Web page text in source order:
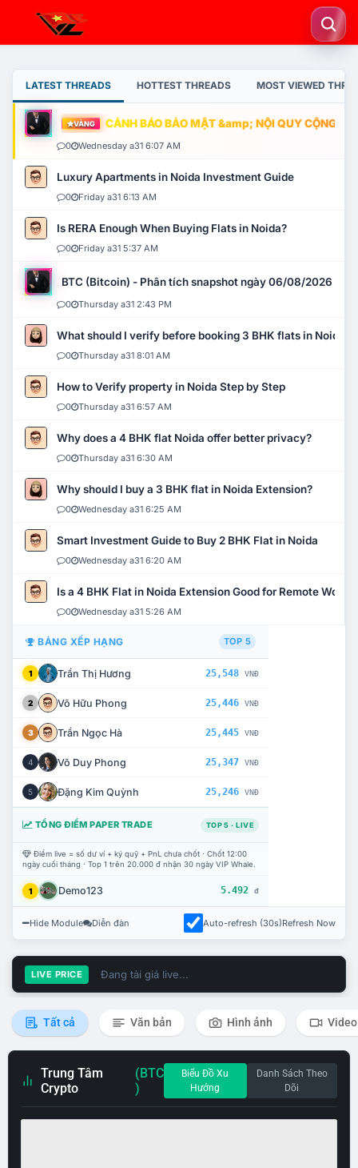
LATEST THREADS HOTTEST THREADS MOST VIEWED
VÀNG CẢNH BÁO BẢO MẬT &amp; NỘI QUY CỘNG
0 Wednesday a31 6:07 AM
Luxury Apartments in Noida Investment Guide
0 Friday a31 6:13 AM
Is RERA Enough When Buying Flats in Noida?
0 Friday a31 5:37 AM
BTC (Bitcoin) - Phân tích snapshot ngày 06/08/2026
0 Thursday a31 2:43 PM
What should I verify before booking 3 BHK flats in Noida?
0 Thursday a31 8:01 AM
How to Verify property in Noida Step by Step
0 Thursday a31 6:57 AM
Why does a 4 BHK flat Noida offer better privacy?
0 Thursday a31 6:30 AM
Why should I buy a 3 BHK flat in Noida Extension?
0 Wednesday a31 6:25 AM
Smart Investment Guide to Buy 2 BHK Flat in Noida
0 Wednesday a31 6:20 AM
Is a 4 BHK Flat in Noida Extension Good for Remote Work?
0 Wednesday a31 5:26 AM
BẢNG XẾP HẠNG TOP 5
1 Trần Thị Hương 25,548 VNĐ
2 Võ Hữu Phong 25,446 VNĐ
3 Trần Ngọc Hà 25,445 VNĐ
4 Võ Duy Phong 25,347 VNĐ
5 Đặng Kim Quỳnh 25,246 VNĐ
TỔNG ĐIỂM PAPER TRADE TOP 5 · LIVE
Điểm live = số dư ví + ký quỹ + PnL chưa chốt · Chốt 12:00
ngày cuối tháng · Top 1 trên 20.000 đ nhận 30 ngày VIP Whale.
1 Demo123 5.492 đ
Hide Module Diễn đàn Auto-refresh (30s)Refresh Now
LIVE PRICE Đang tải giá live...
Tất cả Văn bản Hình ảnh Video
Trung Tâm
Crypto
(BTC
)
Biểu Đồ Xu
Hướng
Danh Sách Theo
Dõi